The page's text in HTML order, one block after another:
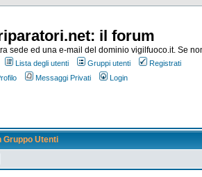
il forum
sede ed una e-mail del dominio vigilfuoco.it. Se
Lista degli utenti Gruppi utenti
Registrati
Messaggi Privati Login
Gruppo Utenti